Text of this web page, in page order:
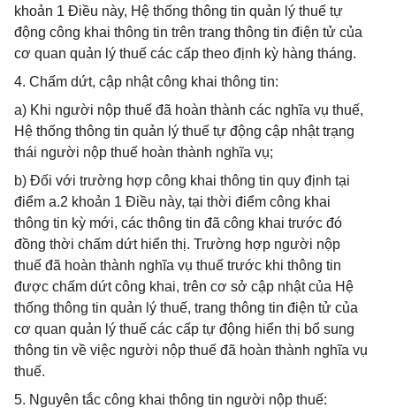
khoản 1 Điều này, Hệ thống thông tin quản lý thuế tự
động công khai thông tin trên trang thông tin điện tử của
cơ quan quản lý thuế các cấp theo định kỳ hàng tháng.
4. Chấm dứt, cập nhật công khai thông tin:
a) Khi người nộp thuế đã hoàn thành các nghĩa vụ thuế,
Hệ thống thông tin quản lý thuế tự động cập nhật trạng
thái người nộp thuế hoàn thành nghĩa vụ;
b) Đối với trường hợp công khai thông tin quy định tại
điểm a.2 khoản 1 Điều này, tại thời điểm công khai
thông tin kỳ mới, các thông tin đã công khai trước đó
đồng thời chấm dứt hiển thị. Trường hợp người nộp
thuế đã hoàn thành nghĩa vụ thuế trước khi thông tin
được chấm dứt công khai, trên cơ sở cập nhật của Hệ
thống thông tin quản lý thuế, trang thông tin điện tử của
cơ quan quản lý thuế các cấp tự động hiển thị bổ sung
thông tin về việc người nộp thuế đã hoàn thành nghĩa vụ
thuế.
5. Nguyên tắc công khai thông tin người nộp thuế: